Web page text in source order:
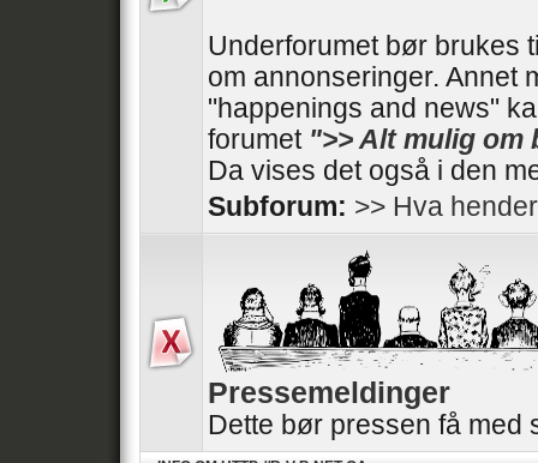
Underforumet bør brukes
om annonseringer. Annet
"happenings and news"
forumet ">> Alt mulig
Da vises det også i den
Subforum: >> Hva
Pressemeldinger
Dette bør pressen få med